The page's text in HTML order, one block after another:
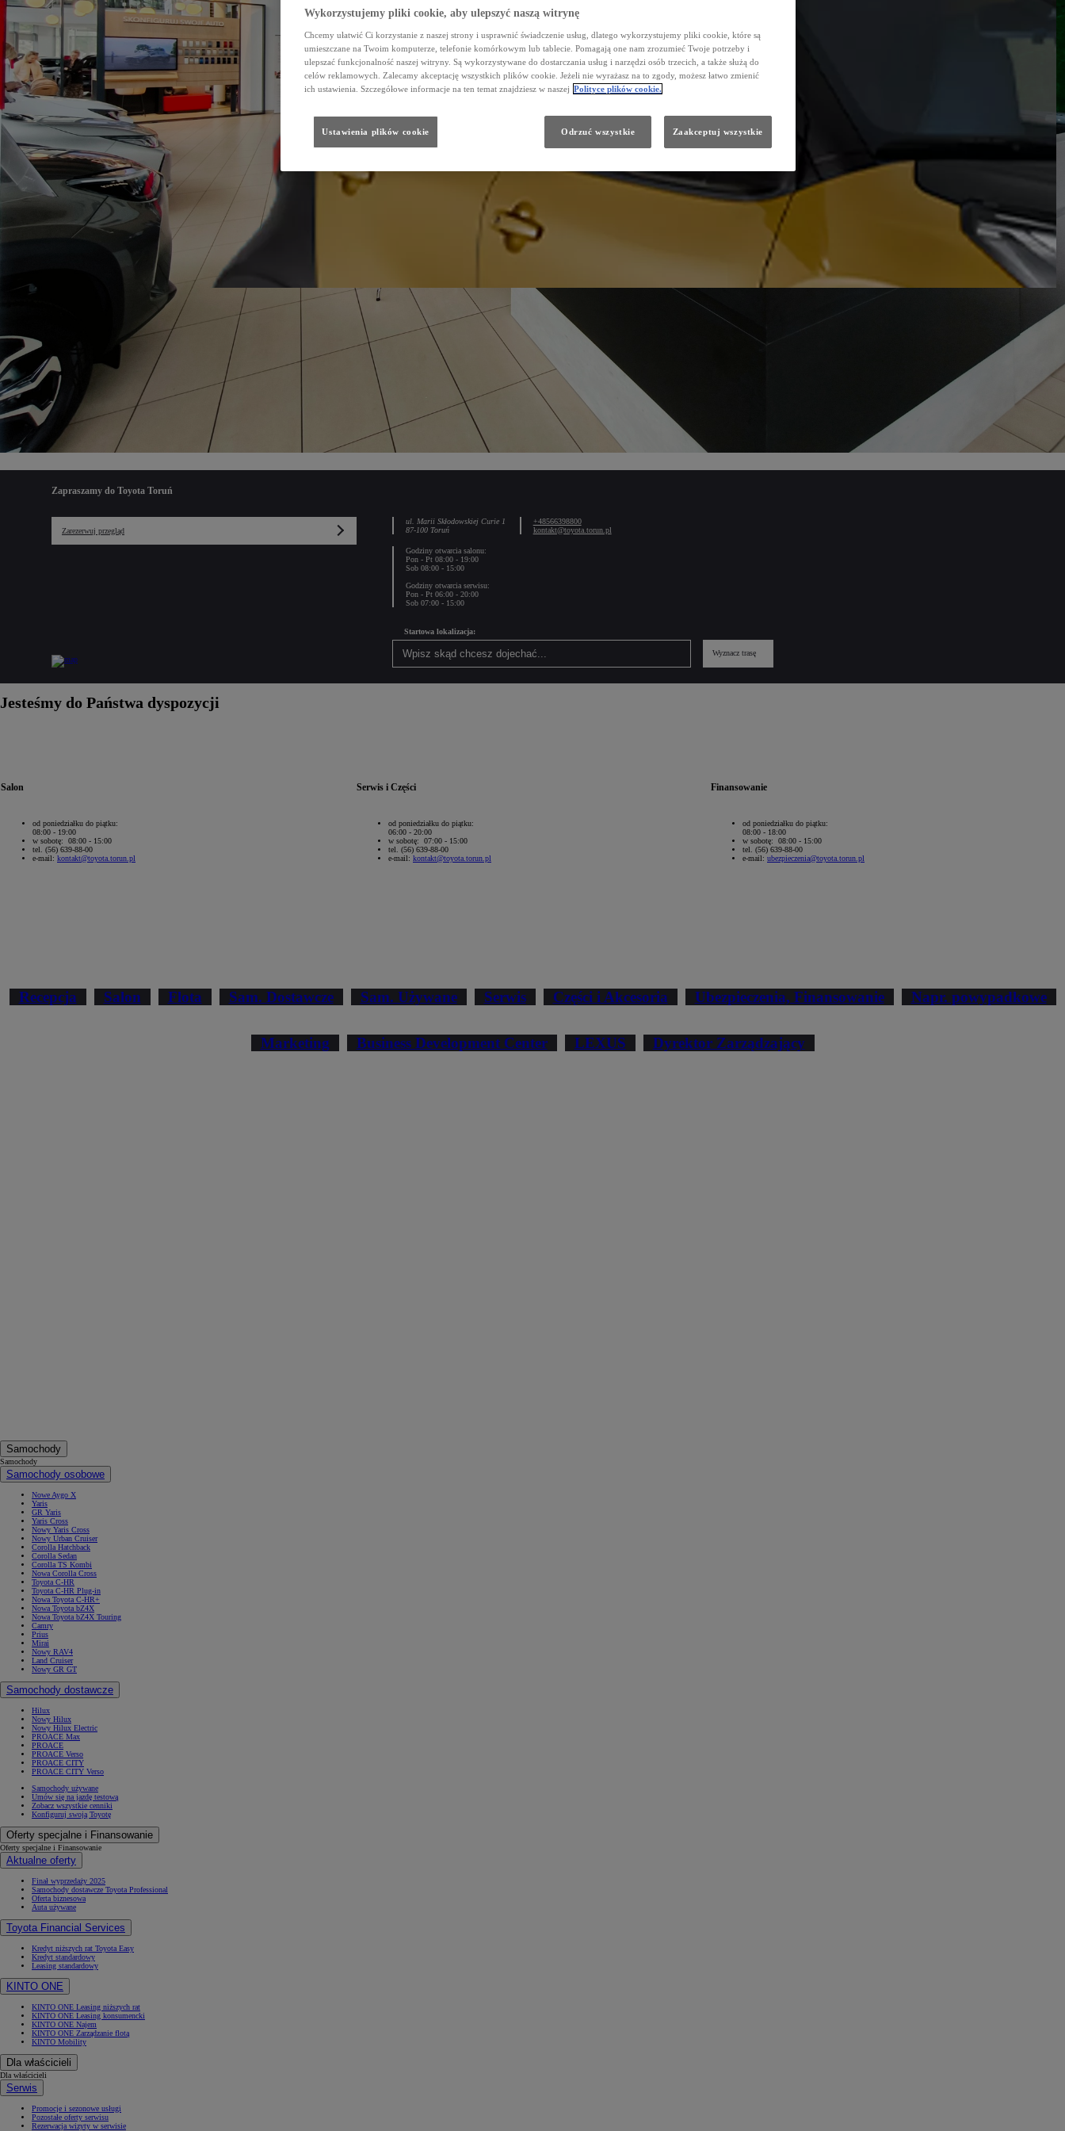
HYBRID
Zapraszamy do Toyota Toruń
Zarezerwuj przegląd
ul. Marii Skłodowskiej Curie 1
87-100 Toruń
+48566398800
kontakt@toyota.torun.pl
Godziny otwarcia salonu:
Pon - Pt 08:00 - 19:00
Sob 08:00 - 15:00
Godziny otwarcia serwisu:
Pon - Pt 06:00 - 20:00
Sob 07:00 - 15:00
Startowa lokalizacja:
Wyznacz trasę
Jesteśmy do Państwa dyspozycji
Salon
od poniedziałku do piątku:
08:00 - 19:00
w sobotę: 08:00 - 15:00
tel. (56) 639-88-00
e-mail: kontakt@toyota.torun.pl
Serwis i Części
od poniedziałku do piątku:
06:00 - 20:00
w sobotę: 07:00 - 15:00
tel. (56) 639-88-00
e-mail: kontakt@toyota.torun.pl
Finansowanie
od poniedziałku do piątku:
08:00 - 18:00
w sobotę: 08:00 - 15:00
tel. (56) 639-88-00
e-mail: ubezpieczenia@toyota.torun.pl
Recepcja Salon Flota Sam. Dostawcze Sam. Używane Serwis Części i Akcesoria Ubezpieczenia, Finansowanie Napr. powypadkowe
Marketing Business Development Center LEXUS Dyrektor Zarządzający
Samochody
Samochody
Samochody osobowe
Nowe Aygo X
Yaris
GR Yaris
Yaris Cross
Nowy Yaris Cross
Nowy Urban Cruiser
Corolla Hatchback
Corolla Sedan
Corolla TS Kombi
Nowa Corolla Cross
Toyota C-HR
Toyota C-HR Plug-in
Nowa Toyota C-HR+
Nowa Toyota bZ4X
Nowa Toyota bZ4X Touring
Camry
Prius
Mirai
Nowy RAV4
Land Cruiser
Nowy GR GT
Samochody dostawcze
Hilux
Nowy Hilux
Nowy Hilux Electric
PROACE Max
PROACE
PROACE Verso
PROACE CITY
PROACE CITY Verso
Samochody używane
Umów się na jazdę testową
Zobacz wszystkie cenniki
Konfiguruj swoją Toyotę
Oferty specjalne i Finansowanie
Oferty specjalne i Finansowanie
Aktualne oferty
Finał wyprzedaży 2025
Samochody dostawcze Toyota Professional
Oferta biznesowa
Auta używane
Toyota Financial Services
Kredyt niższych rat Toyota Easy
Kredyt standardowy
Leasing standardowy
KINTO ONE
KINTO ONE Leasing niższych rat
KINTO ONE Leasing konsumencki
KINTO ONE Najem
KINTO ONE Zarządzanie flotą
KINTO Mobility
Dla właścicieli
Dla właścicieli
Serwis
Promocje i sezonowe usługi
Pozostałe oferty serwisu
Rezerwacja wizyty w serwisie
Wykorzystujemy pliki cookie, aby ulepszyć naszą witrynę
Chcemy ułatwić Ci korzystanie z naszej strony i usprawnić świadczenie usług, dlatego wykorzystujemy pliki cookie, które są
umieszczane na Twoim komputerze, telefonie komórkowym lub tablecie. Pomagają one nam zrozumieć Twoje potrzeby i
ulepszać funkcjonalność naszej witryny. Są wykorzystywane do dostarczania usług i narzędzi osób trzecich, a także służą do
celów reklamowych. Zalecamy akceptację wszystkich plików cookie. Jeżeli nie wyrażasz na to zgody, możesz łatwo zmienić
ich ustawienia. Szczegółowe informacje na ten temat znajdziesz w naszej Polityce plików cookie.
Ustawienia plików cookie Odrzuć wszystkie Zaakceptuj wszystkie